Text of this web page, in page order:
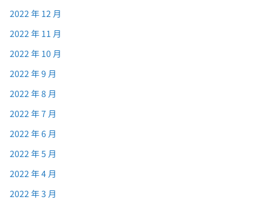
2022 年 12 月
2022 年 11 月
2022 年 10 月
2022 年 9 月
2022 年 8 月
2022 年 7 月
2022 年 6 月
2022 年 5 月
2022 年 4 月
2022 年 3 月